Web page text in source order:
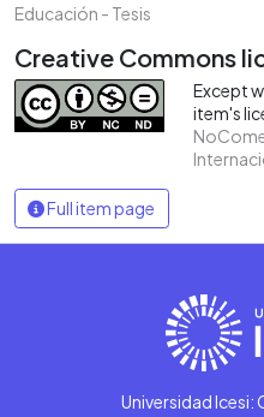
Educación - Tesis
Creative Commons
Except
item's
Full item page
Universidad Icesi: